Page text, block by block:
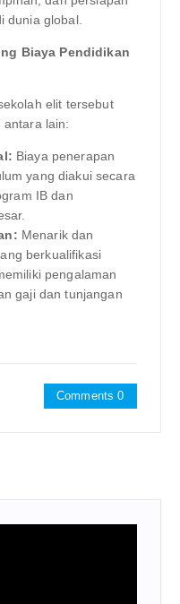
dunia global.
Biaya Pendidikan
elit tersebut
antara lain:
Biaya penerapan
yang diakui secara
IB dan
Menarik dan
berkualifikasi
pengalaman
gaji dan tunjangan
Comments 0